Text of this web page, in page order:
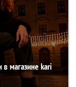
магазине kari